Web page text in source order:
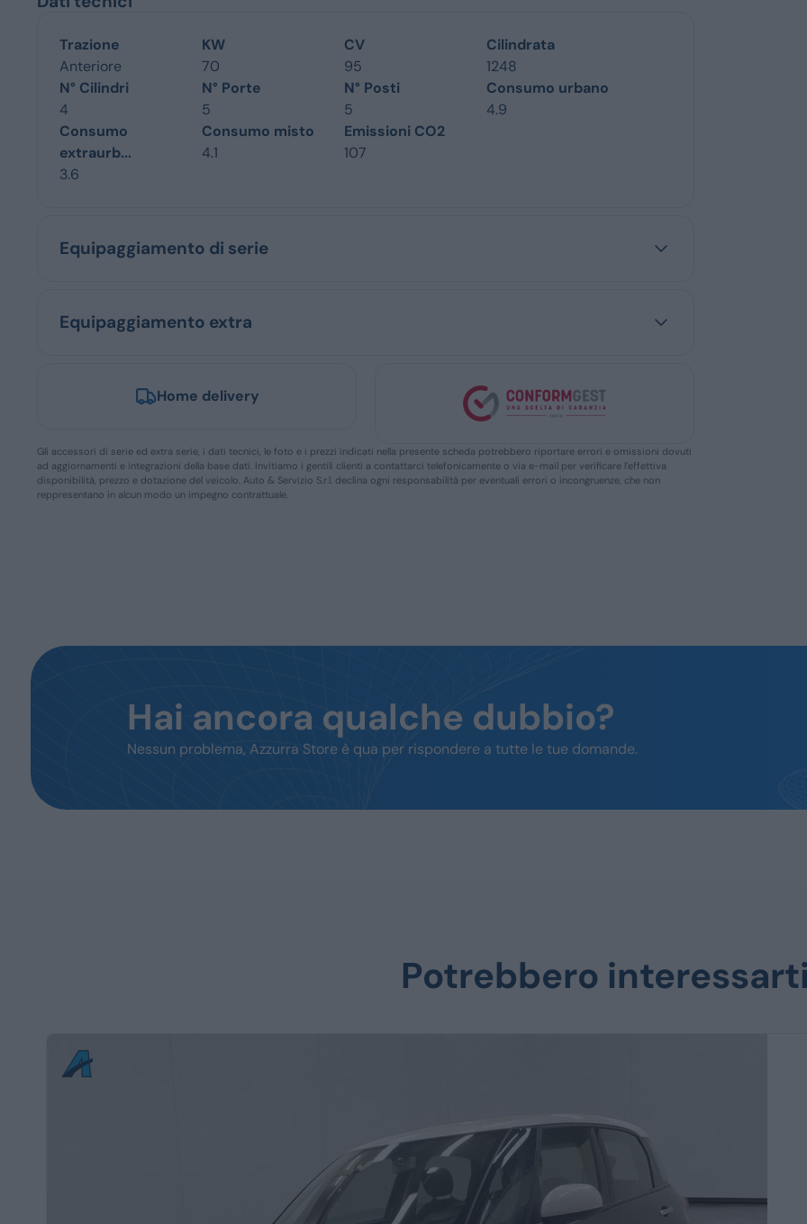
Trazione
Anteriore
KW
70
CV
95
Cilindrata
1248
N° Cilindri
4
N° Porte
5
N° Posti
5
Consumo urbano
4.9
Consumo
extraurb...
3.6
Consumo misto
4.1
Emissioni CO2
107
Equipaggiamento di serie
Equipaggiamento extra
Home delivery
Gli accessori di serie ed extra serie, i dati tecnici, le foto e i prezzi indicati nella presente scheda potrebbero riportare errori e omissioni dovuti
ad aggiornamenti e integrazioni della base dati. Invitiamo i gentili clienti a contattarci telefonicamente o via e-mail per verificare l’effettiva
disponibilità, prezzo e dotazione del veicolo. Auto & Servizio S.r.l. declina ogni responsabilità per eventuali errori o incongruenze, che non
reppresentano in alcun modo un impegno contrattuale.
Hai ancora qualche dubbio?
Nessun problema, Azzurra Store è qua per rispondere a tutte le tue domande.
Potrebbero